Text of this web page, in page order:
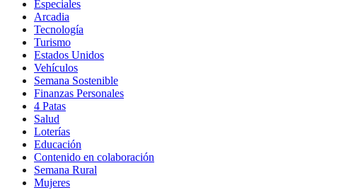
Especiales
Arcadia
Tecnología
Turismo
Estados Unidos
Vehículos
Semana Sostenible
Finanzas Personales
4 Patas
Salud
Loterías
Educación
Contenido en colaboración
Semana Rural
Mujeres